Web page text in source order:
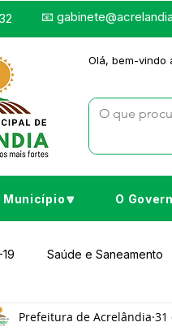
📧
Olá, bem-vindo
Município🔽 O
Saúde e Saneamento
e Obras Desporto
Prefeitura de Acrelândia 31